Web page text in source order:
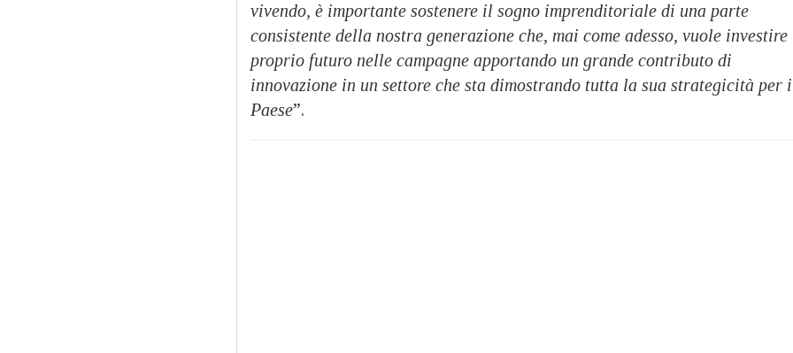
vivendo, è importante sostenere il sogno imprenditoriale di una parte
consistente della nostra generazione che, mai come adesso, vuole
proprio futuro nelle campagne apportando un grande contributo di
innovazione in un settore che sta dimostrando tutta la sua strategicità per
Paese”.